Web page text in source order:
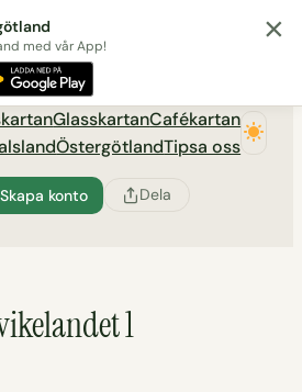
tadigut.nu
GlasskartanCafékartan
ÖstergötlandTipsa oss
Skapa konto Dela
1
med vår App! ×